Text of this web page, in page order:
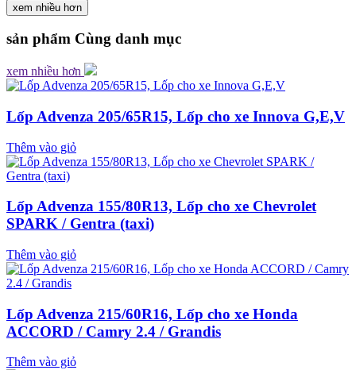
xem nhiều hơn
sản phẩm Cùng danh mục
xem nhiều hơn
Lốp Advenza 205/65R15, Lốp cho xe Innova G,E,V
Thêm vào giỏ
Lốp Advenza 155/80R13, Lốp cho xe Chevrolet
SPARK / Gentra (taxi)
Thêm vào giỏ
Lốp Advenza 215/60R16, Lốp cho xe Honda
ACCORD / Camry 2.4 / Grandis
Thêm vào giỏ